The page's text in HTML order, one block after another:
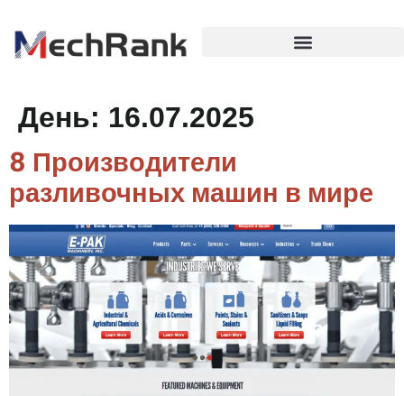
День: 16.07.2025
8 Производители
разливочных машин в мире